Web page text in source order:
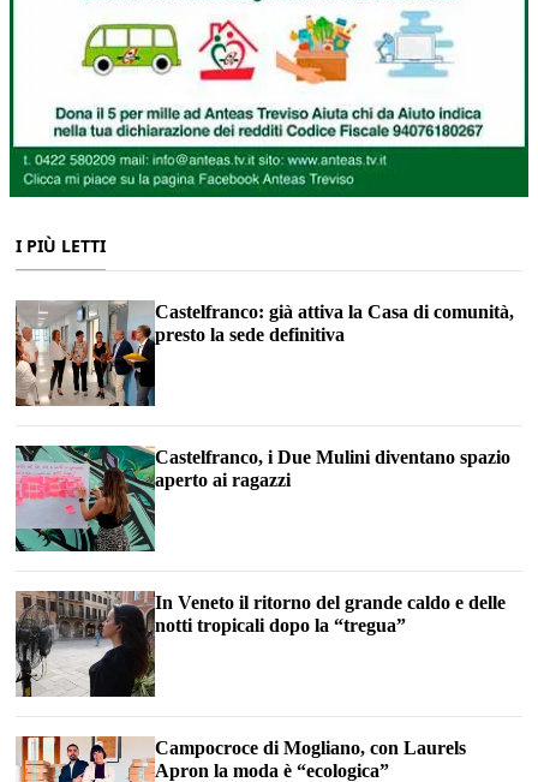
I PIÙ LETTI
Castelfranco: già attiva la Casa di comunità,
presto la sede definitiva
Castelfranco, i Due Mulini diventano spazio
aperto ai ragazzi
In Veneto il ritorno del grande caldo e delle
notti tropicali dopo la “tregua”
Campocroce di Mogliano, con Laurels
Apron la moda è “ecologica”